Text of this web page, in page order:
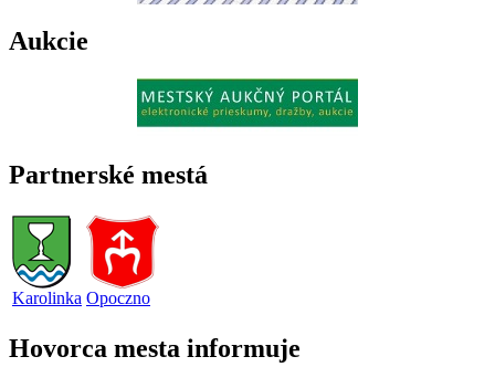
Aukcie
Partnerské mestá
Karolinka Opoczno
Hovorca mesta informuje